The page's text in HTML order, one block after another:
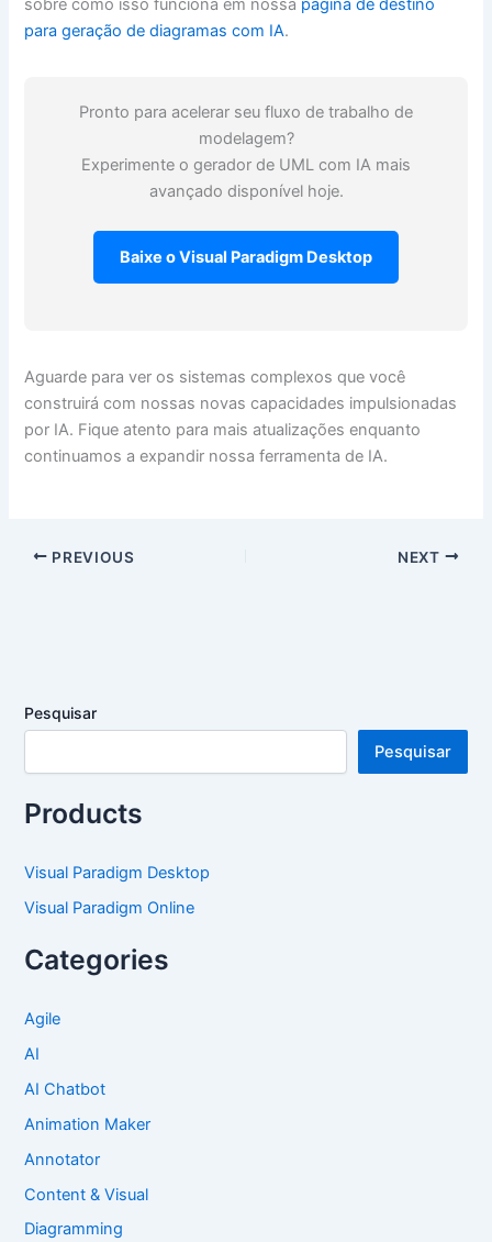
sobre como isso funciona em nossa página de destino
para geração de diagramas com IA.
Pronto para acelerar seu fluxo de trabalho de
modelagem?
Experimente o gerador de UML com IA mais
avançado disponível hoje.
Baixe o Visual Paradigm Desktop
Aguarde para ver os sistemas complexos que você
construirá com nossas novas capacidades impulsionadas
por IA. Fique atento para mais atualizações enquanto
continuamos a expandir nossa ferramenta de IA.
PREVIOUS NEXT
Pesquisar
Pesquisar
Products
Visual Paradigm Desktop
Visual Paradigm Online
Categories
Agile
AI
AI Chatbot
Animation Maker
Annotator
Content & Visual
Diagramming